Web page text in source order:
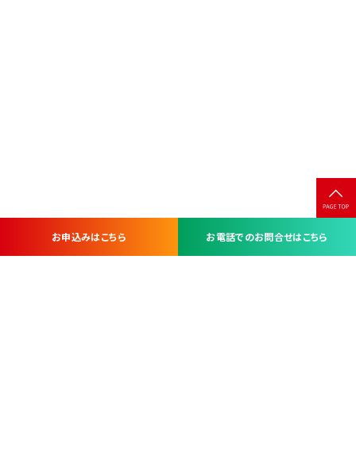
お申込みはこちら お電話でのお問合せはこちら